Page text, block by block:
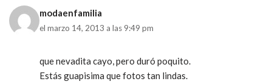
modaenfamilia
el marzo 14, 2013 a las 9:49 pm
que nevadita cayo, pero duró poquito.
Estás guapisima que fotos tan lindas.